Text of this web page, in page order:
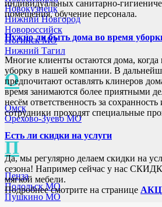
Новокузнецк
Нижний Новгород
Новороссийск
Ногинск МО
Нижний Тагил
О
Омск
Орехово-Зуево МО
П
Пенза
Подольск МО
Пушкино МО
индивидуальных санитарно-
помещения, обучение персонала.
Нужно ли быть дома во время
Многие клиенты остаются дома, когда
уборку в нашей компании. В
предпочитают оставлять клинеров
время занимаются более приятными
несём ответственность за
сотрудники проходят специальные
Есть ли скидки на услуги
Да, мы регулярно делаем скидки на
сезона! Например сейчас у нас
мягкой мебели.
Подробнее смотрите на странице